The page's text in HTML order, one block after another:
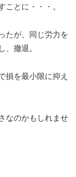
とに・・・。
たが、同じ労力を
撤退。
損を最小限に抑え
なのかもしれませ